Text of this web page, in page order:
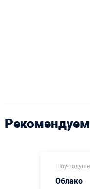
Шоу-
Облако